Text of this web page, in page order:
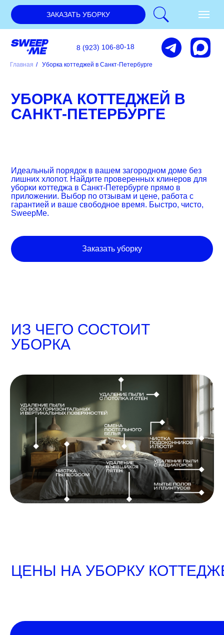
ЗАКАЗАТЬ УБОРКУ
8 (923) 106-80-18
Главная / Уборка коттеджей в Санкт-Петербурге
УБОРКА КОТТЕДЖЕЙ В
САНКТ-ПЕТЕРБУРГЕ
Идеальный порядок в вашем загородном доме без
лишних хлопот. Найдите проверенных клинеров для
уборки коттеджа в Санкт-Петербурге прямо в
приложении. Выбор по отзывам и цене, работа с
гарантией и ваше свободное время. Быстро, чисто,
SweepMe.
Заказать уборку
ИЗ ЧЕГО СОСТОИТ
УБОРКА
ЦЕНЫ НА УБОРКУ